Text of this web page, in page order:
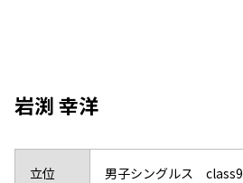
岩渕 幸洋
立位 男子シングルス class9